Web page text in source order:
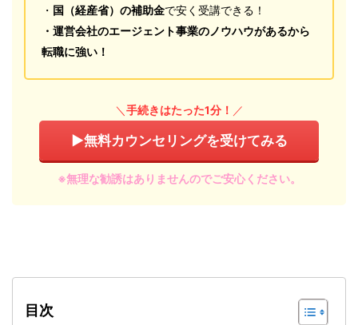
・ 国（経産省）の補助金で安く受講できる！
・運営会社のエージェント事業のノウハウがあるから
転職に強い！
＼ 手続きはたった1分！ ／
▶︎無料カウンセリングを受けてみる
※無理な勧誘はありませんのでご安心ください。
目次